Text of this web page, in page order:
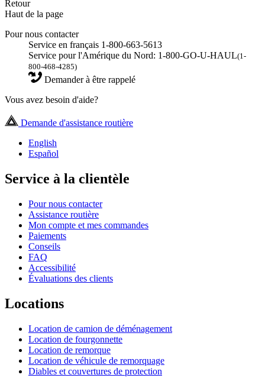
Retour
Haut de la page
Pour nous contacter
Service en français 1-800-663-5613
Service pour l'Amérique du Nord: 1-800-GO-U-HAUL(1-
800-468-4285)
Demander à être rappelé
Vous avez besoin d'aide?
Demande d'assistance routière
English
Español
Service à la clientèle
Pour nous contacter
Assistance routière
Mon compte et mes commandes
Paiements
Conseils
FAQ
Accessibilité
Évaluations des clients
Locations
Location de camion de déménagement
Location de fourgonnette
Location de remorque
Location de véhicule de remorquage
Diables et couvertures de protection